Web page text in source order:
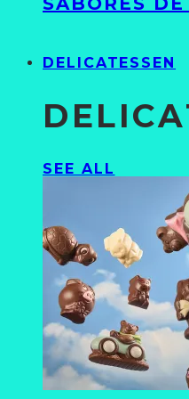
DELICATESSEN
SEE ALL